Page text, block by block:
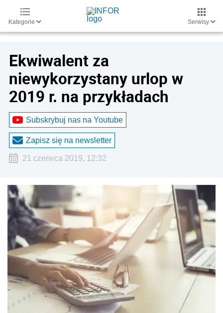
Kategorie Serwisy
Ekwiwalent za
niewykorzystany urlop w
2019 r. na przykładach
Subskrybuj nas na Youtube
Zapisz się na newsletter
21 czerwca 2019, 12:32